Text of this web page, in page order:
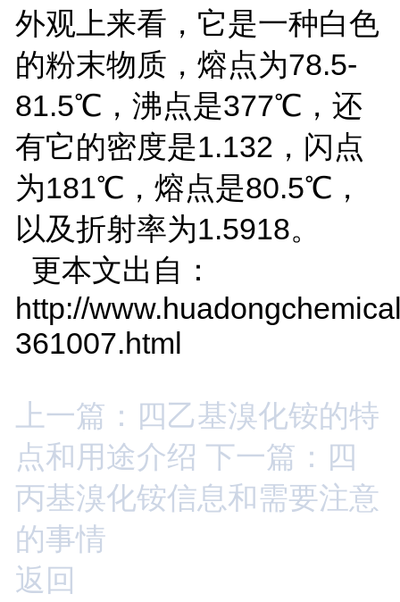
外观上来看，它是一种白色
的粉末物质，熔点为78.5-
81.5℃，沸点是377℃，还
有它的密度是1.132，闪点
为181℃，熔点是80.5℃，
以及折射率为1.5918。
更本文出自：
http://
361007.html
上一篇：四乙基溴化铵的特
点和用途介绍 下一篇：四
丙基溴化铵信息和需要注意
的事情
返回